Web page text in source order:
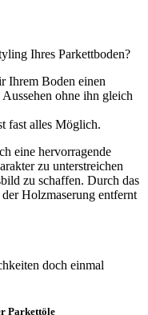
Ihres Parkettboden?
Ihrem Boden einen
ohne ihn gleich
fast alles Möglich.
eine hervorragende
zu unterstreichen
zu schaffen. Durch das
Holzmaserung entfernt
doch einmal
Parkettöle